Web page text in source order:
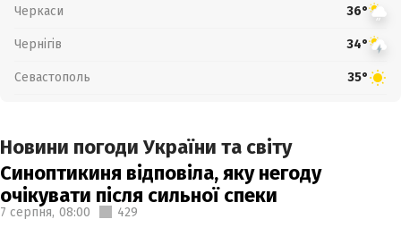
Черкаси 36°
Чернігів 34°
Севастополь 35°
Новини погоди України та світу
Синоптикиня відповіла, яку негоду
очікувати після сильної спеки
7 серпня, 08:00 429